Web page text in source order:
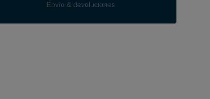
Envío & devoluciones